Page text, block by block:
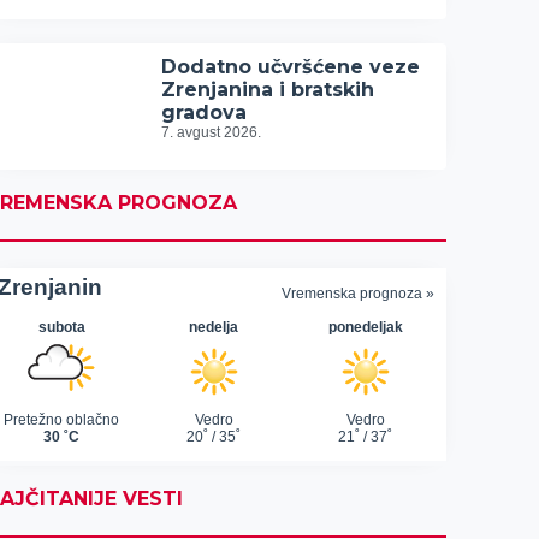
Dodatno učvršćene veze
Zrenjanina i bratskih
gradova
7. avgust 2026.
PROGNOZA
VESTI